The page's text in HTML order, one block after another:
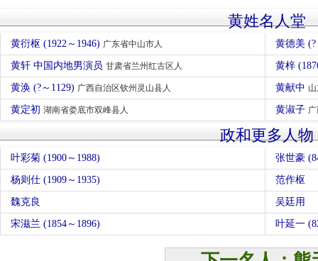
黄姓名人堂
黄衍枢 (1922～1946) 广东省中山市人 黄德美
黄轩 中国内地男演员 甘肃省兰州红古区人 黄梓
黄涣 (?～1129) 广西自治区钦州灵山县人 黄献中
黄定初 湖南省娄底市双峰县人 黄淑子
政和更多人物
叶彩菊 (1900～1988) 张世豪
杨则仕 (1909～1935) 范作枢
魏克良 吴廷用
宋滋兰 (1854～1896) 叶延一